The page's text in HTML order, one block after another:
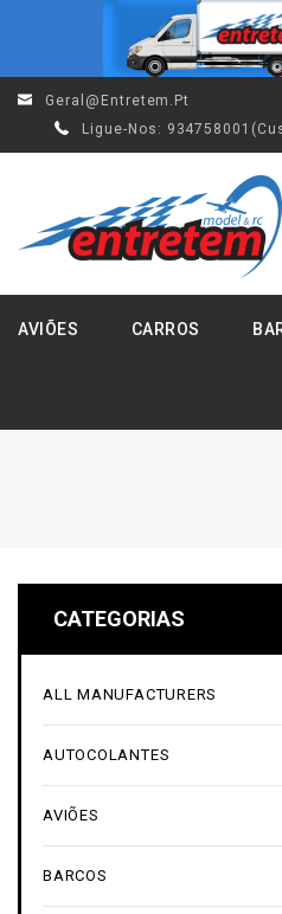
Geral@entretem.pt
Ligue-Nos:
AVIÕES CARROS
CATEGORIAS
ALL MANUFACTURERS
AUTOCOLANTES
AVIÕES
BARCOS